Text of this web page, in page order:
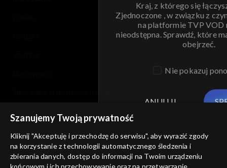
Kraj, z którego się
Zjednoczone , w związku z
na platformie TVP VOD
nieodstępna. Sprawdź, które
obejrzeć.
Nie pokazuj
ANULUJ
Szanujemy Twoją prywatność
Kliknij "Akceptuję i przechodzę do serwisu", aby wyrazić zgody
na korzystanie z technologii automatycznego śledzenia i
zbierania danych, dostęp do informacji na Twoim urządzeniu
końcowym i ich przechowywanie oraz na przetwarzanie